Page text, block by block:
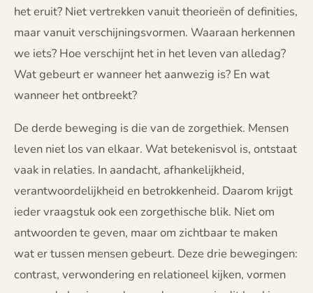
het eruit? Niet vertrekken vanuit theorieën of definities,
maar vanuit verschijningsvormen. Waaraan herkennen
we iets? Hoe verschijnt het in het leven van alledag?
Wat gebeurt er wanneer het aanwezig is? En wat
wanneer het ontbreekt?
De derde beweging is die van de zorgethiek. Mensen
leven niet los van elkaar. Wat betekenisvol is, ontstaat
vaak in relaties. In aandacht, afhankelijkheid,
verantwoordelijkheid en betrokkenheid. Daarom krijgt
ieder vraagstuk ook een zorgethische blik. Niet om
antwoorden te geven, maar om zichtbaar te maken
wat er tussen mensen gebeurt. Deze drie bewegingen:
contrast, verwondering en relationeel kijken, vormen